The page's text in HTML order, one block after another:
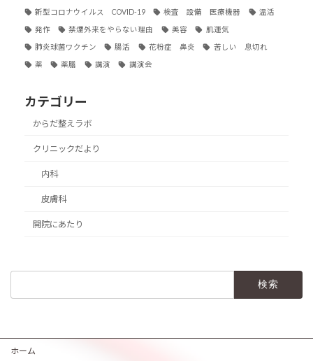
新型コロナウイルス COVID-19 検査 設備 医療機器 温活
発作 禁煙外来をやらない理由 美容 肌運気
肺炎球菌ワクチン 腸活 花粉症 鼻炎 苦しい 息切れ
薬 薬膳 講演 講演会
カテゴリー
からだ整えラボ
クリニックだより
内科
皮膚科
開院にあたり
ホーム